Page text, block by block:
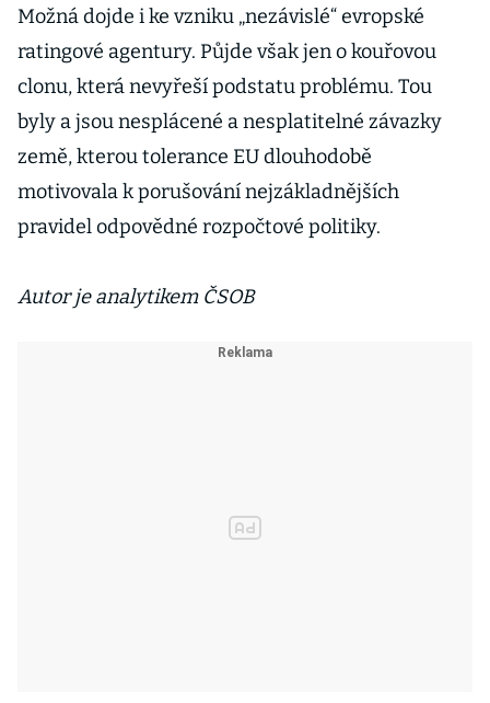
Možná dojde i ke vzniku „nezávislé“ evropské
ratingové agentury. Půjde však jen o kouřovou
clonu, která nevyřeší podstatu problému. Tou
byly a jsou nesplácené a nesplatitelné závazky
země, kterou tolerance EU dlouhodobě
motivovala k porušování nejzákladnějších
pravidel odpovědné rozpočtové politiky.
Autor je analytikem ČSOB